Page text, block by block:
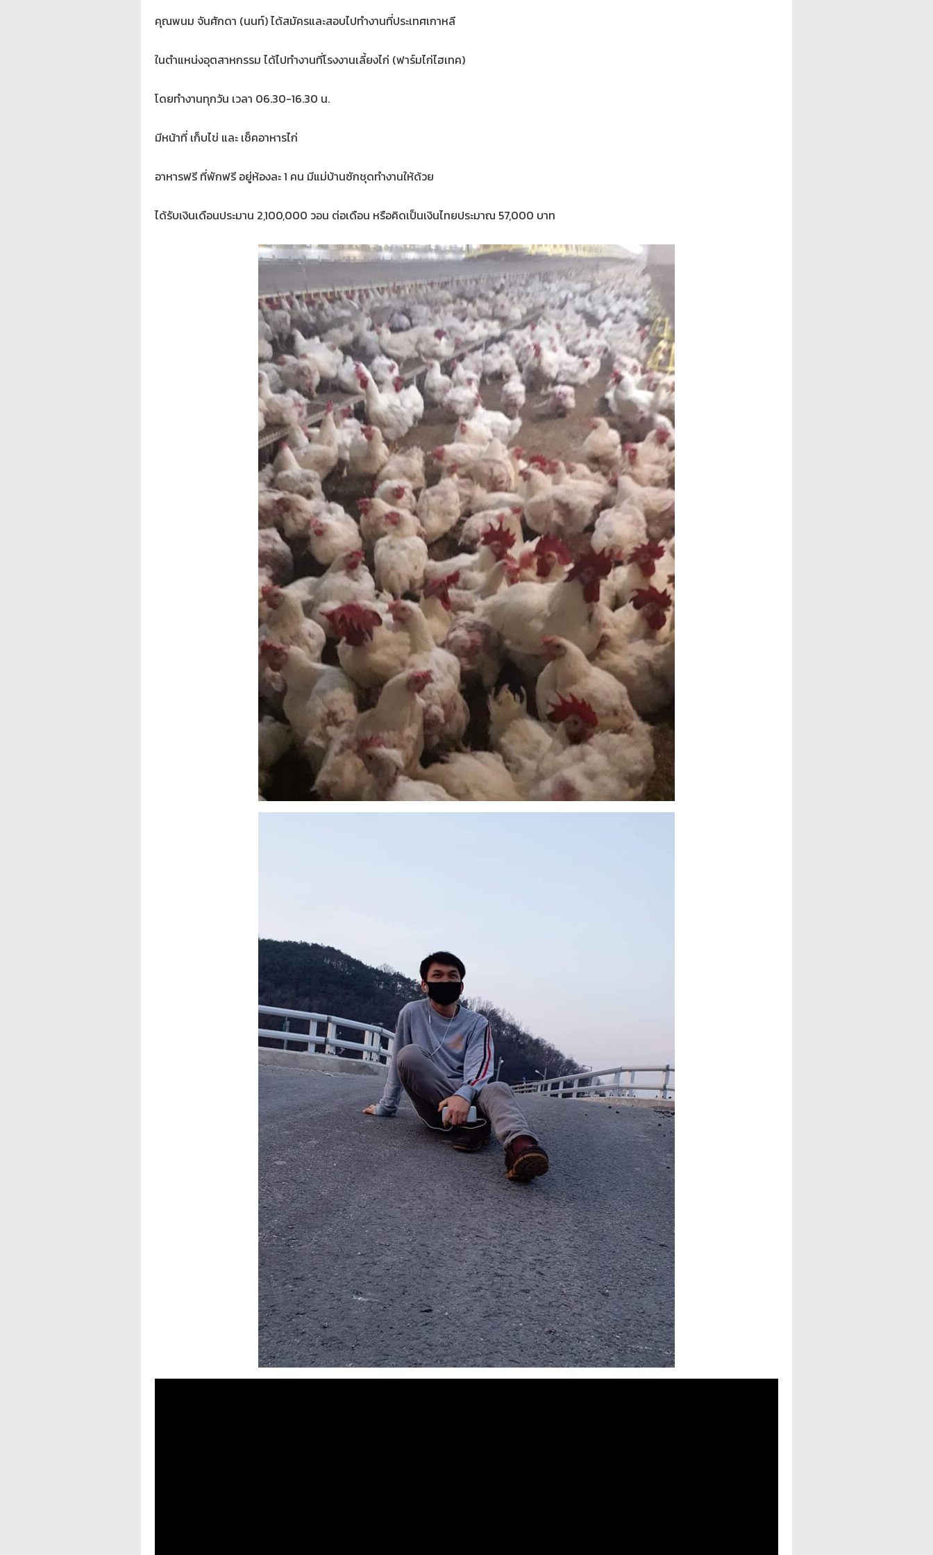
คุณพนม จันศักดา (นนท์) ได้สมัครและสอบไปทำงานที่ประเทศเกาหลี
ในตำแหน่งอุตสาหกรรม ได้ไปทำงานที่โรงงานเลี้ยงไก่ (ฟาร์มไก่ไฮเทค)
โดยทำงานทุกวัน เวลา 06.30-16.30 น.
มีหน้าที่ เก็บไข่ และ เช็คอาหารไก่
อาหารฟรี ที่พักฟรี อยู่ห้องละ 1 คน มีแม่บ้านซักชุดทำงานให้ด้วย
ได้รับเงินเดือนประมาน 2,100,000 วอน ต่อเดือน หรือคิดเป็นเงินไทยประมาณ 57,000 บาท